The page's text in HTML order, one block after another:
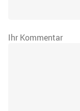
Ihr Kommentar